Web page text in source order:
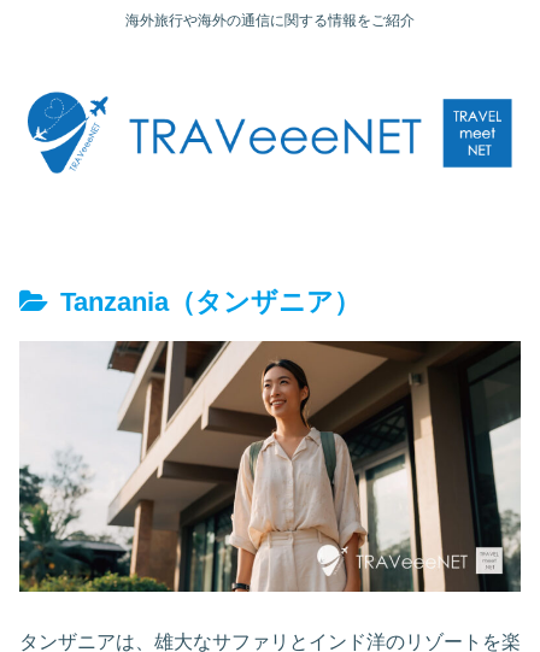
海外旅行や海外の通信に関する情報をご紹介
Tanzania（タンザニア）
タンザニアは、雄大なサファリとインド洋のリゾートを楽